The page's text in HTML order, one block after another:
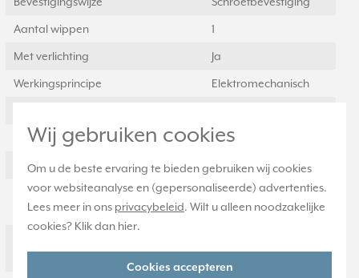
Wij gebruiken cookies
Om u de beste ervaring te bieden gebruiken wij cookies
voor websiteanalyse en (gepersonaliseerde) advertenties.
Lees meer in ons privacybeleid. Wilt u alleen noodzakelijke
cookies? Klik dan hier.
Cookies accepteren
Aantal wippen 1
Met verlichting Ja
Werkingsprincipe Elektromechanisch
Met lichtbron Ja
Transparant Nee
Geschikt voor
beschermingsgraad (IP)
IP20